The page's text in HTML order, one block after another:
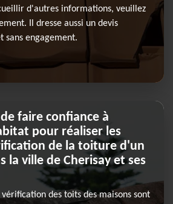
d'autres informations, veuillez
Il dresse aussi un devis
engagement.
faire confiance à
pour réaliser les
de la toiture d'un
la ville de Cherisay et ses
des toits des maisons sont